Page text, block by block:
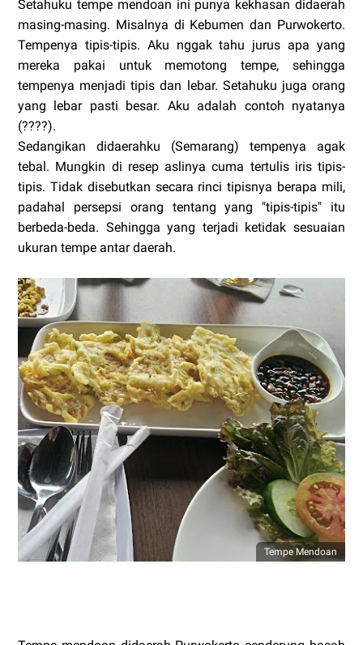
Setahuku tempe mendoan ini punya kekhasan didaerah
masing-masing. Misalnya di Kebumen dan Purwokerto.
Tempenya tipis-tipis. Aku nggak tahu jurus apa yang
mereka pakai untuk memotong tempe, sehingga
tempenya menjadi tipis dan lebar. Setahuku juga orang
yang lebar pasti besar. Aku adalah contoh nyatanya
(????).
Sedangikan didaerahku (Semarang) tempenya agak
tebal. Mungkin di resep aslinya cuma tertulis iris tipis-
tipis. Tidak disebutkan secara rinci tipisnya berapa mili,
padahal persepsi orang tentang yang "tipis-tipis" itu
berbeda-beda. Sehingga yang terjadi ketidak sesuaian
ukuran tempe antar daerah.
Tempe Mendoan